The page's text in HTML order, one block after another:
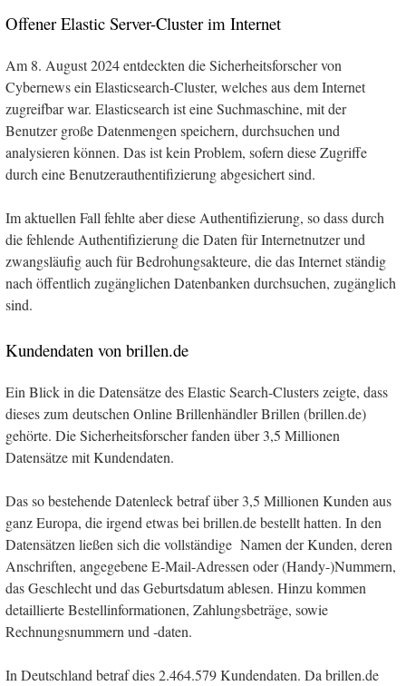
Offener Elastic Server-Cluster im Internet
Am 8. August 2024 entdeckten die Sicherheitsforscher von
Cybernews ein Elasticsearch-Cluster, welches aus dem Internet
zugreifbar war. Elasticsearch ist eine Suchmaschine, mit der
Benutzer große Datenmengen speichern, durchsuchen und
analysieren können. Das ist kein Problem, sofern diese Zugriffe
durch eine Benutzerauthentifizierung abgesichert sind.
Im aktuellen Fall fehlte aber diese Authentifizierung, so dass durch
die fehlende Authentifizierung die Daten für Internetnutzer und
zwangsläufig auch für Bedrohungsakteure, die das Internet ständig
nach öffentlich zugänglichen Datenbanken durchsuchen, zugänglich
sind.
Kundendaten von brillen.de
Ein Blick in die Datensätze des Elastic Search-Clusters zeigte, dass
dieses zum deutschen Online Brillenhändler Brillen (brillen.de)
gehörte. Die Sicherheitsforscher fanden über 3,5 Millionen
Datensätze mit Kundendaten.
Das so bestehende Datenleck betraf über 3,5 Millionen Kunden aus
ganz Europa, die irgend etwas bei brillen.de bestellt hatten. In den
Datensätzen ließen sich die vollständige Namen der Kunden, deren
Anschriften, angegebene E-Mail-Adressen oder (Handy-)Nummern,
das Geschlecht und das Geburtsdatum ablesen. Hinzu kommen
detaillierte Bestellinformationen, Zahlungsbeträge, sowie
Rechnungsnummern und -daten.
In Deutschland betraf dies 2.464.579 Kundendaten. Da brillen.de